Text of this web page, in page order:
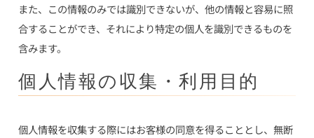
また、この情報のみでは識別できないが、他の情報と容易に照
合することができ、それにより特定の個人を識別できるものを
含みます。
個人情報の収集・利用目的
個人情報を収集する際にはお客様の同意を得ることとし、無断